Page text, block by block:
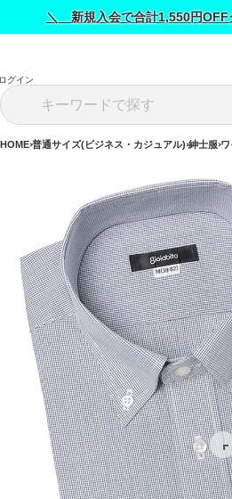
＼ 新規入会で合計1,550円
グイン
HOME 普通サイズ(ビジネス・カジュアル) 紳士服 ワ